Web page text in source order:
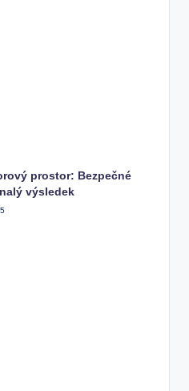
prostor: Bezpečné
výsledek